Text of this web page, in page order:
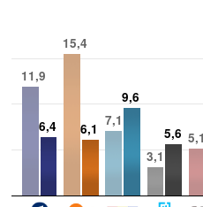
11,9
15,4
7,1
3,1
5,1
6,4 6,1
9,6
5,6